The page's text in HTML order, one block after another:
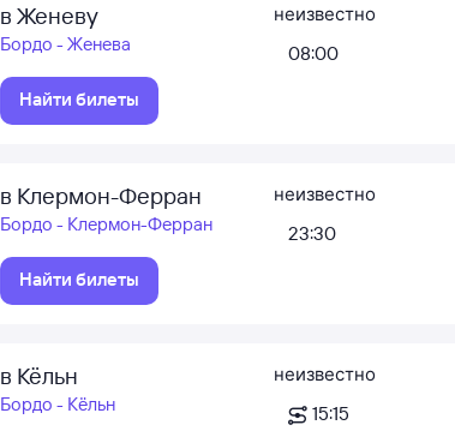
в Женеву
Бордо - Женева
Найти билеты
неизвестно
08:00
в Клермон-Ферран
Бордо - Клермон-Ферран
Найти билеты
неизвестно
23:30
в Кёльн
Бордо - Кёльн
неизвестно
15:15